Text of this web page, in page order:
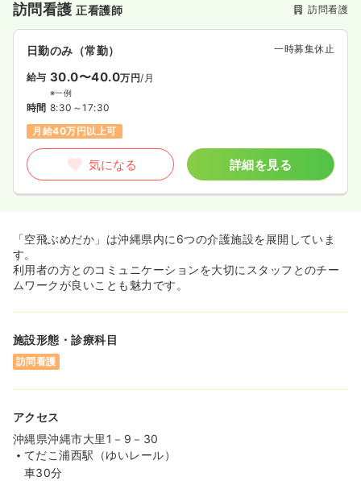
訪問看護正看護師 訪問看護
日勤のみ（常勤） 一時募集休止
給与 30.0〜40.0万円/月
※一例
時間 8:30～17:30
月給40万円以上可
気になる 詳細を見る
「空飛ぶめだか」は沖縄県内に6つの介護施設を展開していま
す。
利用者の方とのコミュニケーションを大切にスタッフとのチー
ムワークが良いことも魅力です。
施設形態・診療科目
訪問看護
アクセス
沖縄県沖縄市大里1－9－30
てだこ浦西駅（ゆいレール）
車30分